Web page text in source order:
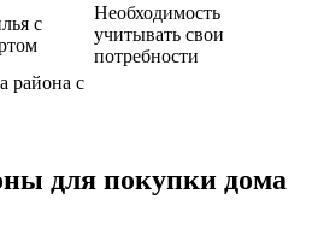
с
Необходимость
учитывать свои
потребности
района с
для покупки дома